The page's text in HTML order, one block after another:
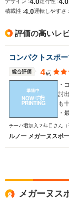
積載性 :4.0運転しやすさ :
評価の高いレ
コンパクトスポ
総合評価 4点
・
討
も
・
ゴ
が
チーバ君加入２年目さん
ルノー メガーヌスポ
メガーヌス